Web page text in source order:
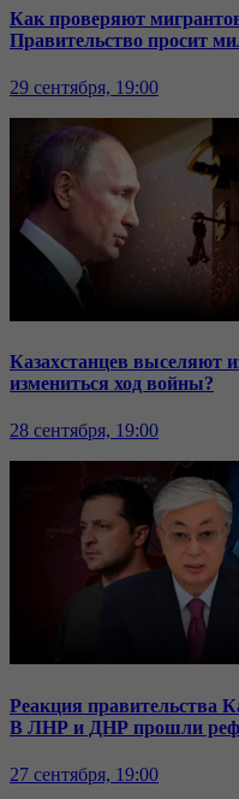
Как проверяют
Правительство просит
29 сентября, 19:00
Казахстанцев выселяют
измениться ход войны?
28 сентября, 19:00
Реакция правительства
В ЛНР и ДНР прошли
27 сентября, 19:00